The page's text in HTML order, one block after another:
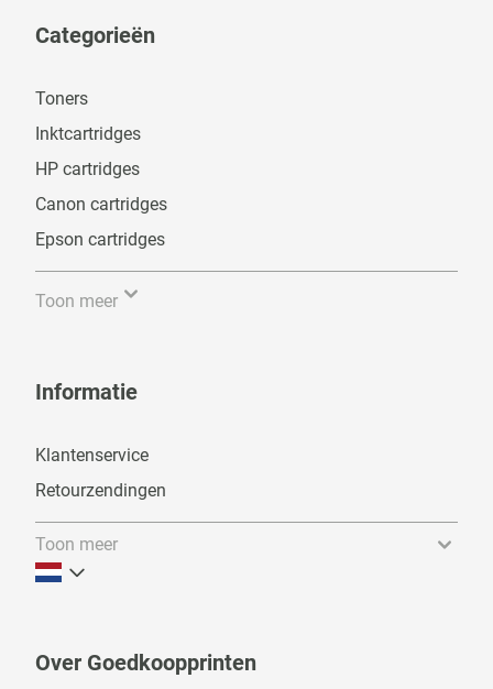
Categorieën
Toners
Inktcartridges
HP cartridges
Canon cartridges
Epson cartridges
Toon meer
Informatie
Klantenservice
Retourzendingen
Toon meer
Over Goedkoopprinten